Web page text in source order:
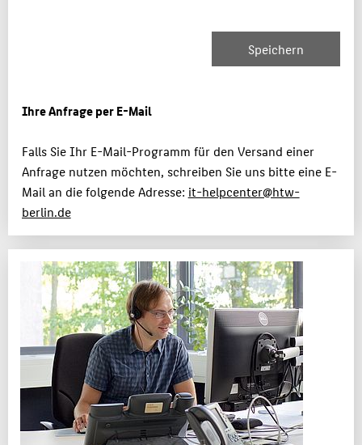
Ihre Anfrage per E-Mail
Falls Sie Ihr E-Mail-Programm für den Versand einer
Anfrage nutzen möchten, schreiben Sie uns bitte eine E-
Mail an die folgende Adresse: it-helpcenter@htw-
berlin.de